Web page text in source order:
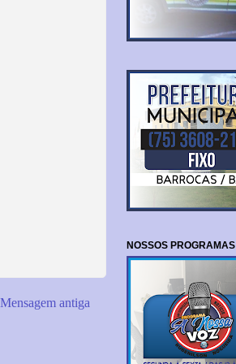
Mensagem antiga
NOSSOS PROGRAMAS